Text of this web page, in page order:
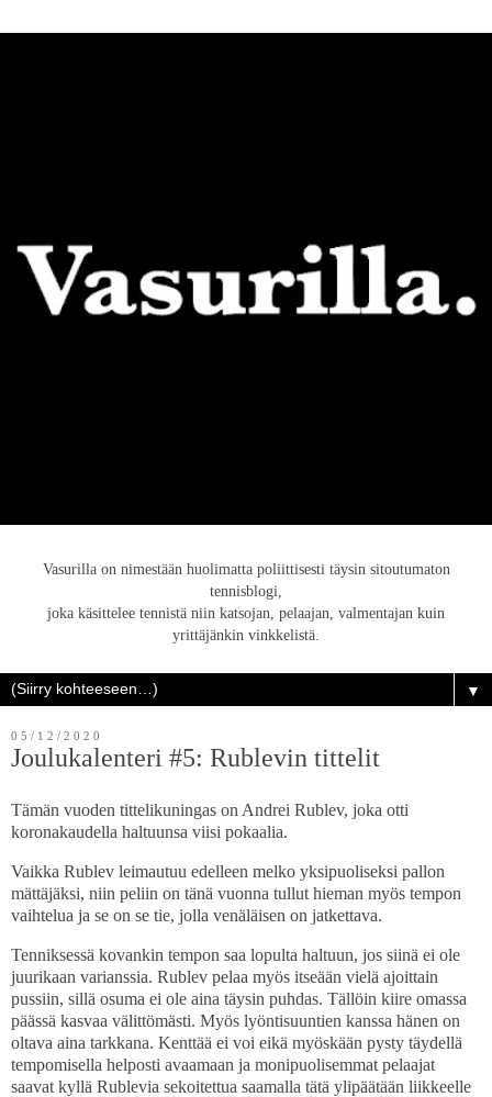
Vasurilla on nimestään huolimatta poliittisesti täysin sitoutumaton
tennisblogi,
joka käsittelee tennistä niin katsojan, pelaajan, valmentajan kuin
yrittäjänkin vinkkelistä.
▼
05/12/2020
Joulukalenteri #5: Rublevin tittelit
Tämän vuoden tittelikuningas on Andrei Rublev, joka otti
koronakaudella haltuunsa viisi pokaalia.
Vaikka Rublev leimautuu edelleen melko yksipuoliseksi pallon
mättäjäksi, niin peliin on tänä vuonna tullut hieman myös tempon
vaihtelua ja se on se tie, jolla venäläisen on jatkettava.
Tenniksessä kovankin tempon saa lopulta haltuun, jos siinä ei ole
juurikaan varianssia. Rublev pelaa myös itseään vielä ajoittain
pussiin, sillä osuma ei ole aina täysin puhdas. Tällöin kiire omassa
päässä kasvaa välittömästi. Myös lyöntisuuntien kanssa hänen on
oltava aina tarkkana. Kenttää ei voi eikä myöskään pysty täydellä
tempomisella helposti avaamaan ja monipuolisemmat pelaajat
saavat kyllä Rublevia sekoitettua saamalla tätä ylipäätään liikkeelle